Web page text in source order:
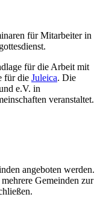
für Mitarbeiter in
für die Arbeit mit
für die Juleica. Die
e.V. in
veranstaltet.
angeboten werden.
Gemeinden zur